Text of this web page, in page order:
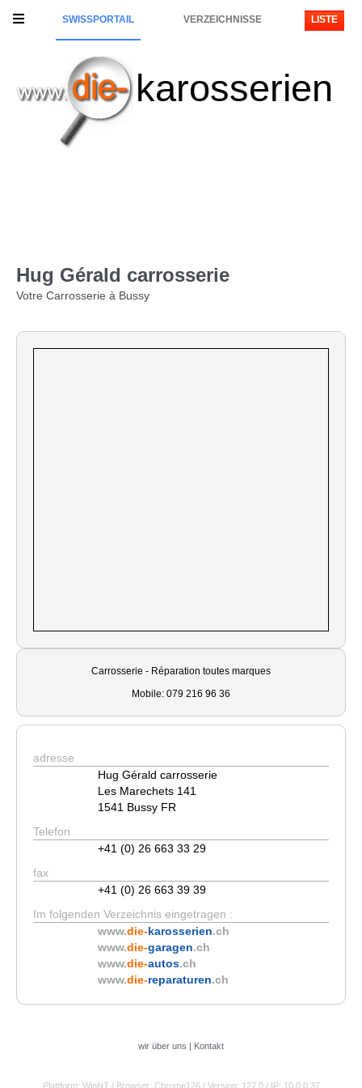
SWISSPORTAIL VERZEICHNISSE LISTE
karosserien
Hug Gérald carrosserie
Votre Carrosserie à Bussy
Carrosserie - Réparation toutes marques
Mobile: 079 216 96 36
adresse
Hug Gérald carrosserie
Les Marechets 141
1541 Bussy FR
Telefon
+41 (0) 26 663 33 29
fax
+41 (0) 26 663 39 39
Im folgenden Verzeichnis eingetragen :
www.die-karosserien.ch
www.die-garagen.ch
www.die-autos.ch
www.die-reparaturen.ch
wir über uns | Kontakt
Plattform: WinNT / Browser: Chrome126 / Version: 127.0 / IP: 10.0.0.37